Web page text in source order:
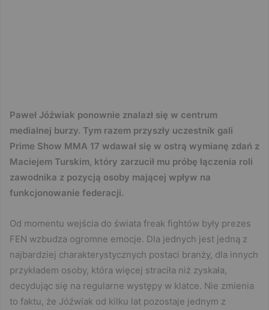
Paweł Jóźwiak ponownie znalazł się w centrum
medialnej burzy. Tym razem przyszły uczestnik gali
Prime Show MMA 17 wdawał się w ostrą wymianę zdań z
Maciejem Turskim, który zarzucił mu próbę łączenia roli
zawodnika z pozycją osoby mającej wpływ na
funkcjonowanie federacji.
Od momentu wejścia do świata freak fightów były prezes
FEN wzbudza ogromne emocje. Dla jednych jest jedną z
najbardziej charakterystycznych postaci branży, dla innych
przykładem osoby, która więcej straciła niż zyskała,
decydując się na regularne występy w klatce. Nie zmienia
to faktu, że Jóźwiak od kilku lat pozostaje jednym z